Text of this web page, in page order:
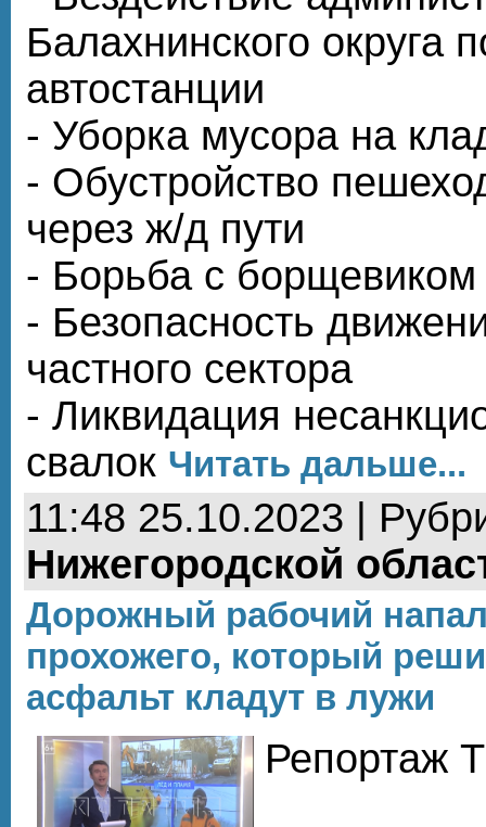
Балахнинского округа
автостанции
- Уборка мусора на
- Обустройство
через ж/д пути
- Борьба с борщевиком
- Безопасность
частного сектора
- Ликвидация
свалок Читать дальше...
11:48 25.10.2023 |
Нижегородской
Дорожный рабочий
прохожего, который
асфальт кладут в лужи
Репортаж